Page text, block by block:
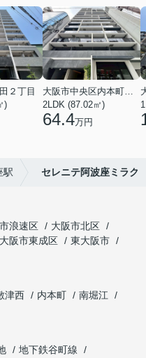
２丁目
)
大阪市中央区内本町１丁目
2LDK (87.02㎡)
64.4万円
駅 セレニテ阿波座ミラク
浪速区
大阪市北区
大阪市東成区
東大阪市
津西 内本町
南堀江
地下鉄谷町線